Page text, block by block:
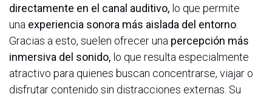
directamente en el canal auditivo, lo que permite
una experiencia sonora más aislada del entorno.
Gracias a esto, suelen ofrecer una percepción más
inmersiva del sonido, lo que resulta especialmente
atractivo para quienes buscan concentrarse, viajar o
disfrutar contenido sin distracciones externas. Su